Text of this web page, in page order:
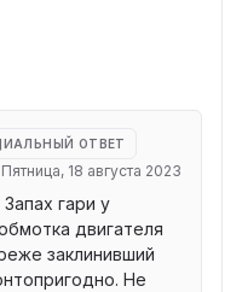
ОТВЕТ
Пятница, 18 августа 2023
гари у
двигателя
заклинивший
Не